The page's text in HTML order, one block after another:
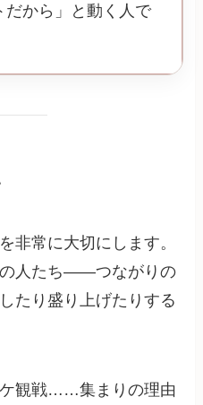
だから」と動く人で
非常に大切にします。
人たち——つながりの
たり盛り上げたりする
観戦……集まりの理由